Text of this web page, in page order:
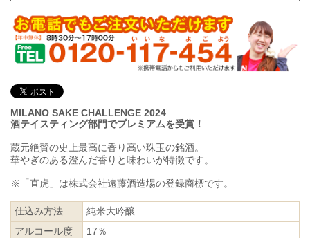
MILANO SAKE CHALLENGE 2024
酒テイスティング部門でプレミアムを受賞！
蔵元絶賛の史上最高に香り高い珠玉の銘酒。
華やぎのある澄んだ香りと味わいが特徴です。
※「直虎」は株式会社遠藤酒造場の登録商標です。
仕込み方法
純米大吟醸
アルコール度
17％